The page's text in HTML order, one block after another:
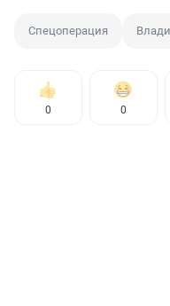
Спецоперация
0 0